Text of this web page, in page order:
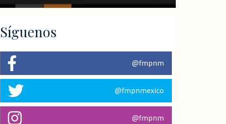
Síguenos
@fmpnm
@fmpnmexico
@fmpnm